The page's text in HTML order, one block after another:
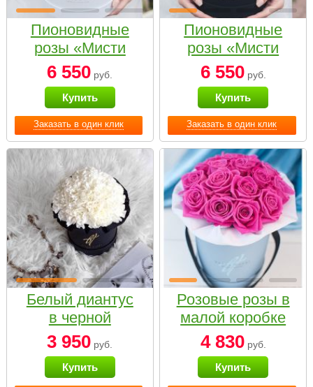
Заказать в один клик
Пионовидные
розы «Мисти
бабблс» в белой
коробке Small
6 550 руб.
Купить
Заказать в один клик
Пионовидные
розы «Мисти
бабблс» в
черной коробке
Small
6 550руб.
Купить
Белый диантус
в черной
коробке Small
3 950 руб.
Купить
Розовые розы в
малой коробке
4 830руб.
Купить